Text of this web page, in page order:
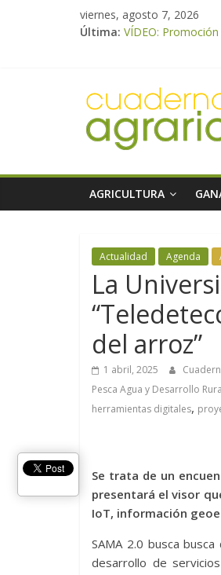
viernes, agosto 7, 2026
Última: VÍDEO:
El Ministerio de
ASAJA Almería:
El Ministerio de
AGRICULTURA
Actualidad Agenda
La
del arroz”
1 abril, 2025
Pesca Agua y Desarrollo
herramientas digitales,
Se trata de un
presentará el visor
IoT, información
SAMA 2.0 busca
desarrollo de